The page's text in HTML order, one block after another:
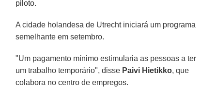
piloto.
A cidade holandesa de Utrecht iniciará um programa
semelhante em setembro.
"Um pagamento mínimo estimularia as pessoas a ter
um trabalho temporário", disse Paivi Hietikko, que
colabora no centro de empregos.